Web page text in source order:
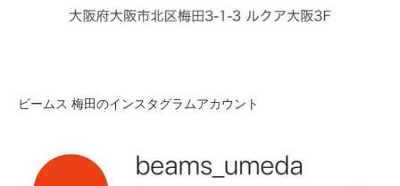
ビームス 梅田のインスタグラムアカウント